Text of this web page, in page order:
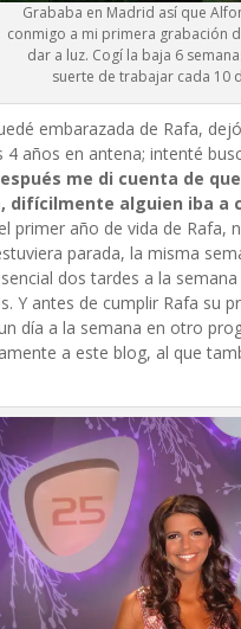
Grababa en Madrid así que
conmigo a mi primera grabación
dar a luz. Cogí la baja 6
suerte de trabajar cada 10
embarazada de Rafa,
4 años en antena; intenté
me di cuenta de
difícilmente alguien iba a
primer año de vida de Rafa,
parada, la misma
dos tardes a la
Y antes de cumplir Rafa su
día a la semana en otro
a este blog, al que